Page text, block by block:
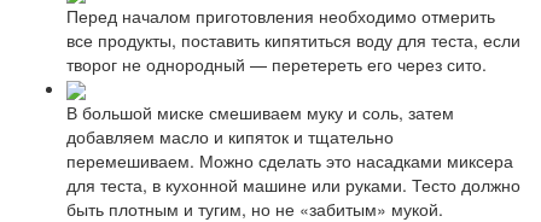
Перед началом приготовления необходимо отмерить
все продукты, поставить кипятиться воду для теста, если
творог не однородный — перетереть его через сито.
В большой миске смешиваем муку и соль, затем
добавляем масло и кипяток и тщательно
перемешиваем. Можно сделать это насадками миксера
для теста, в кухонной машине или руками. Тесто должно
быть плотным и тугим, но не «забитым» мукой.